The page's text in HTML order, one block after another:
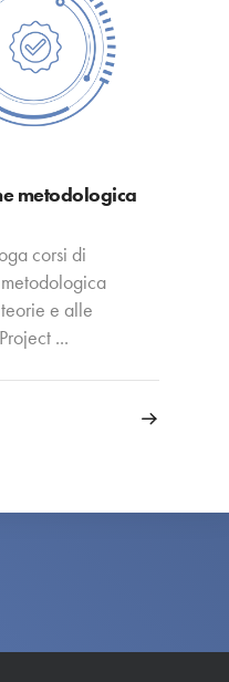
metodologica
corsi di
e alle
...